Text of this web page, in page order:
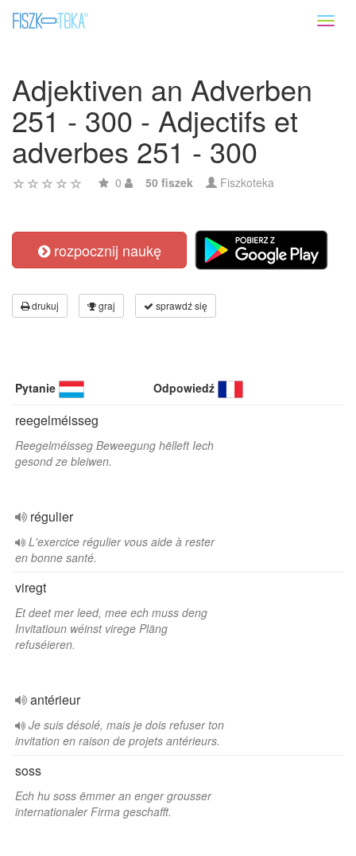
Adjektiven an Adverben
251 - 300 - Adjectifs et
adverbes 251 - 300
0 50 fiszek Fiszkoteka
rozpocznij naukę
drukuj graj sprawdź się
Pytanie Odpowiedź
reegelméisseg
Reegelméisseg Beweegung hëlleft Iech
gesond ze bleiwen.
régulier
L'exercice régulier vous aide à rester
en bonne santé.
viregt
Et deet mer leed, mee ech muss deng
Invitatioun wéinst virege Pläng
refuséieren.
antérieur
Je suis désolé, mais je dois refuser ton
invitation en raison de projets antérieurs.
soss
Ech hu soss ëmmer an enger grousser
internationaler Firma geschafft.